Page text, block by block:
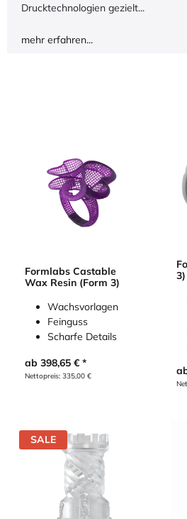
Drucktechnologien gezielt...
mehr erfahren...
Formlabs Castable
Wax Resin (Form 3)
Wachsvorlagen
Feinguss
Scharfe Details
ab 398,65 €
Nettopreis: 335,00 €
3)
SALE